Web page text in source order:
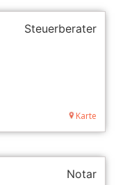
Steuerberater
Karte
Notar